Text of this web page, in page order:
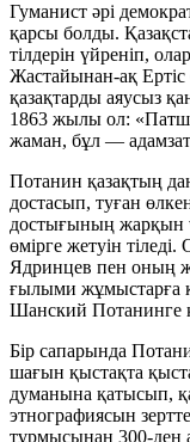
Гуманист әрі
қарсы болды.
тілдерін үйреніп,
Жастайынан-ақ
қазақтарды аяусыз
1863 жылы ол:
жаман, бұл —
Потанин қазақтың
достасып, туған
достығының жарқын
өмірге жетуін
Ядринцев пен оның
ғылыми жұмыстарға
Шанский Потанинге
Бір сапарында
шағын қыстақта
думанына қатысып,
этнографиясын
тұрмысынан 300-ден